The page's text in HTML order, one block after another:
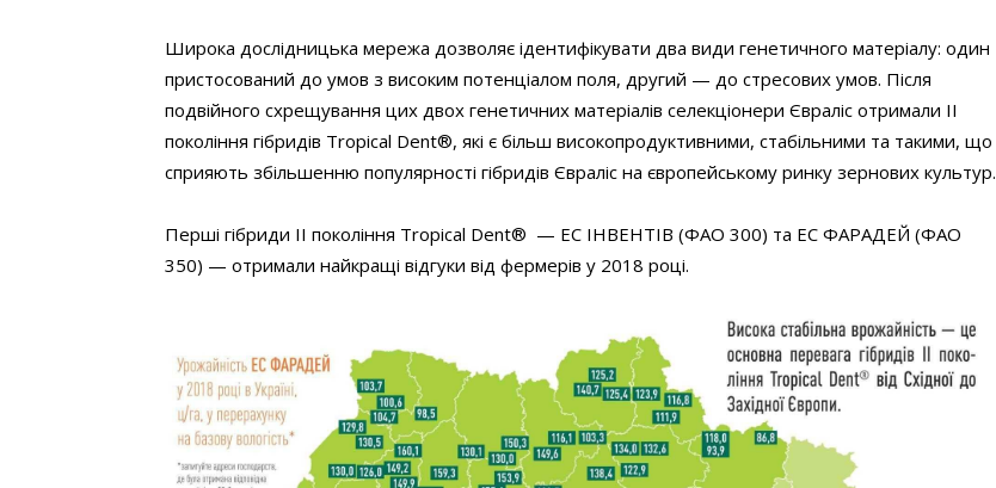
Широка дослідницька мережа дозволяє ідентифікувати два види генетичного матеріалу: один
пристосований до умов з високим потенціалом поля, другий — до стресових умов. Після
подвійного схрещування цих двох генетичних матеріалів селекціонери Євраліс отримали ІІ
покоління гібридів Tropical Dent®, які є більш високопродуктивними, стабільними та такими, що
сприяють збільшенню популярності гібридів Євраліс на європейському ринку зернових культур.
Перші гібриди ІІ покоління Tropical Dent® — ЕС ІНВЕНТІВ (ФАО 300) та ЕС ФАРАДЕЙ (ФАО
350) — отримали найкращі відгуки від фермерів у 2018 році.